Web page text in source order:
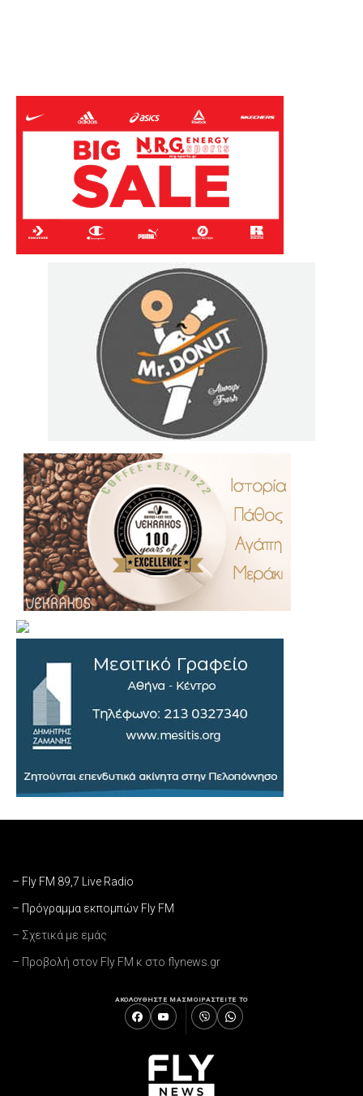
– Fly FM 89,7 Live Radio
– Πρόγραμμα εκπομπών Fly FM
– Σχετικά με εμάς
– Προβολή στον Fly FM κ στο flynews.gr
ΑΚΟΛΟΥΘΗΣΤΕ ΜΑΣΜΟΙΡΑΣΤΕΙΤΕ ΤΟ